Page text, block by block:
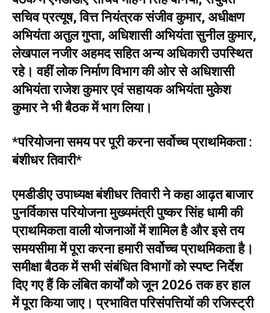
सचिव प्रत्यूष, वित्त नियंत्रक संजीव कुमार, अधीक्षण
अभियंता अतुल गुप्ता, अधिशासी अभियंता सुनील कुमार,
लेखपाल नजीर अहमद सहित अन्य अधिकारी उपस्थित
रहे। वहीं लोक निर्माण विभाग की ओर से अधिशासी
अभियंता राजेश कुमार एवं सहायक अभियंता मुकेश
कुमार ने भी बैठक में भाग लिया।
*परियोजना समय पर पूरी करना सर्वोच्च प्राथमिकता :
बंशीधर तिवारी*
एमडीडीए उपाध्यक्ष बंशीधर तिवारी ने कहा आढ़त बाजार
पुनर्विकास परियोजना मुख्यमंत्री पुष्कर सिंह धामी की
प्राथमिकता वाली योजनाओं में शामिल है और इसे तय
समयसीमा में पूरा करना हमारी सर्वोच्च प्राथमिकता है।
समीक्षा बैठक में सभी संबंधित विभागों को स्पष्ट निर्देश
दिए गए हैं कि लंबित कार्यों को जून 2026 तक हर हाल
में पूरा किया जाए। प्रभावित परिसंपत्तियों की रजिस्ट्री